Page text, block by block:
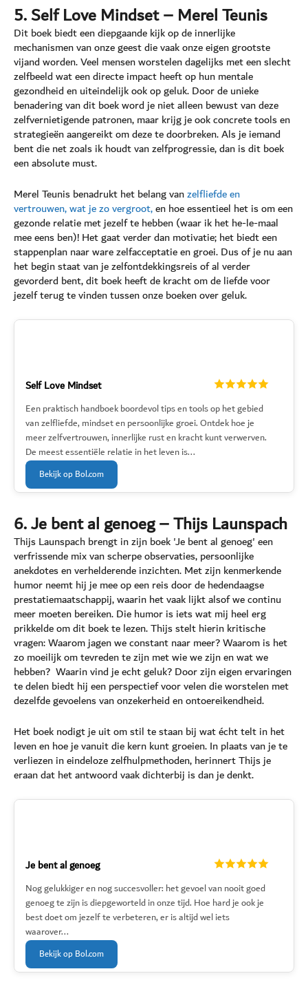
5. Self Love Mindset – Merel Teunis
Dit boek biedt een diepgaande kijk op de innerlijke
mechanismen van onze geest die vaak onze eigen grootste
vijand worden. Veel mensen worstelen dagelijks met een slecht
zelfbeeld wat een directe impact heeft op hun mentale
gezondheid en uiteindelijk ook op geluk. Door de unieke
benadering van dit boek word je niet alleen bewust van deze
zelfvernietigende patronen, maar krijg je ook concrete tools en
strategieën aangereikt om deze te doorbreken. Als je iemand
bent die net zoals ik houdt van zelfprogressie, dan is dit boek
een absolute must.
Merel Teunis benadrukt het belang vanzelfliefde en
vertrouwen, wat je zo vergroot,en hoe essentieel het is om een
gezonde relatie met jezelf te hebben (waar ik het he-le-maal
mee eens ben)! Het gaat verder dan motivatie; het biedt een
stappenplan naar ware zelfacceptatie en groei. Dus of je nu aan
het begin staat van je zelfontdekkingsreis of al verder
gevorderd bent, dit boek heeft de kracht om de liefde voor
jezelf terug te vinden tussen onze boeken over geluk.
Self Love Mindset
Een praktisch handboek boordevol tips en tools op het gebied
van zelfliefde, mindset en persoonlijke groei. Ontdek hoe je
meer zelfvertrouwen, innerlijke rust en kracht kunt verwerven.
De meest essentiële relatie in het leven is...
Bekijk op Bol.com
6. Je bent al genoeg – Thijs Launspach
Thijs Launspach brengt in zijn boek 'Je bent al genoeg' een
verfrissende mix van scherpe observaties, persoonlijke
anekdotes en verhelderende inzichten. Met zijn kenmerkende
humor neemt hij je mee op een reis door de hedendaagse
prestatiemaatschappij, waarin het vaak lijkt alsof we continu
meer moeten bereiken. Die humor is iets wat mij heel erg
prikkelde om dit boek te lezen. Thijs stelt hierin kritische
vragen: Waarom jagen we constant naar meer? Waarom is het
zo moeilijk om tevreden te zijn met wie we zijn en wat we
hebben? Waarin vind je echt geluk? Door zijn eigen ervaringen
te delen biedt hij een perspectief voor velen die worstelen met
dezelfde gevoelens van onzekerheid en ontoereikendheid.
Het boek nodigt je uit om stil te staan bij wat écht telt in het
leven en hoe je vanuit die kern kunt groeien. In plaats van je te
verliezen in eindeloze zelfhulpmethoden, herinnert Thijs je
eraan dat het antwoord vaak dichterbij is dan je denkt.
Je bent al genoeg
Nog gelukkiger en nog succesvoller: het gevoel van nooit goed
genoeg te zijn is diepgeworteld in onze tijd. Hoe hard je ook je
best doet om jezelf te verbeteren, er is altijd wel iets
waarover...
Bekijk op Bol.com